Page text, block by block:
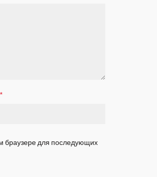
*
браузере для последующих